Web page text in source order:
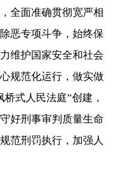
全面准确贯彻宽严相
恶专项斗争，始终保
维护国家安全和社会
规范化运行，做实做
式人民法庭”创建，
好刑事审判质量生命
范刑罚执行，加强人